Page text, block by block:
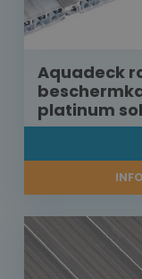
Aquadeck
platinum